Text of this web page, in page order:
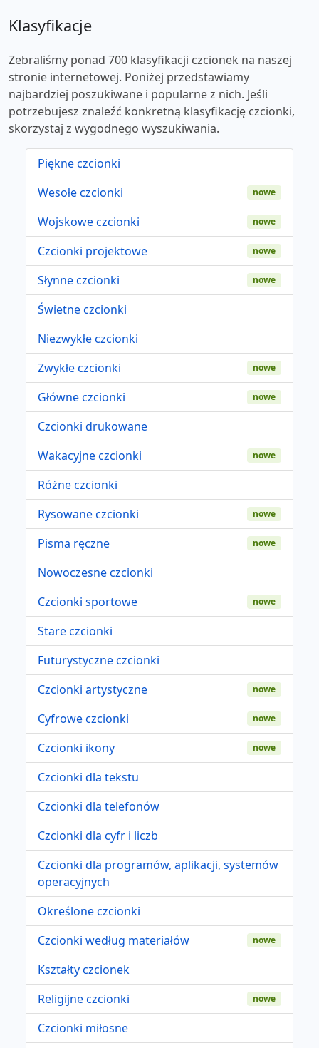
Klasyfikacje
Zebraliśmy ponad 700 klasyfikacji czcionek na naszej
stronie internetowej. Poniżej przedstawiamy
najbardziej poszukiwane i popularne z nich. Jeśli
potrzebujesz znaleźć konkretną klasyfikację czcionki,
skorzystaj z wygodnego wyszukiwania.
Piękne czcionki
Wesołe czcionki
nowe
Wojskowe czcionki nowe
Czcionki projektowe nowe
Słynne czcionki nowe
Świetne czcionki
Niezwykłe czcionki
Zwykłe czcionki
nowe
Główne czcionki nowe
Czcionki drukowane
Wakacyjne czcionki
nowe
Różne czcionki
Rysowane czcionki
nowe
Pisma ręczne nowe
Nowoczesne czcionki
Czcionki sportowe
nowe
Stare czcionki
Futurystyczne czcionki
Czcionki artystyczne
nowe
Cyfrowe czcionki nowe
Czcionki ikony nowe
Czcionki dla tekstu
Czcionki dla telefonów
Czcionki dla cyfr i liczb
Czcionki dla programów, aplikacji, systemów
operacyjnych
Określone czcionki
Czcionki według materiałów
nowe
Kształty czcionek
Religijne czcionki
nowe
Czcionki miłosne